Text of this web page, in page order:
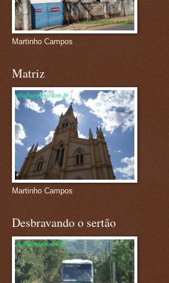
Martinho Campos
Matriz
Martinho Campos
Desbravando o sertão